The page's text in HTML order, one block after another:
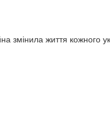
змінила життя кожного